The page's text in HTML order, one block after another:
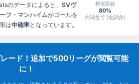
のデータによると、 SVヴ
フ・マンハイムがゴールを
は中確率となっています。
得点割合
80%
の試合で (全試合)
ード！追加で500リーグが閲覧可能
に！